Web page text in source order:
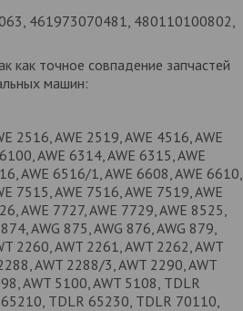
461973070481, 480110100802,
как точное совпадение запчастей
машин:
2516, AWE 2519, AWE 4516, AWE
AWE 6314, AWE 6315, AWE
AWE 6516/1, AWE 6608, AWE 6610,
7515, AWE 7516, AWE 7519, AWE
AWE 7727, AWE 7729, AWE 8525,
AWG 875, AWG 876, AWG 879,
2260, AWT 2261, AWT 2262, AWT
AWT 2288/3, AWT 2290, AWT
AWT 5100, AWT 5108, TDLR
TDLR 65230, TDLR 70110,